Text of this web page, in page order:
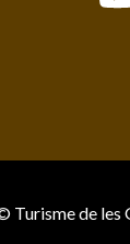
Turisme de les